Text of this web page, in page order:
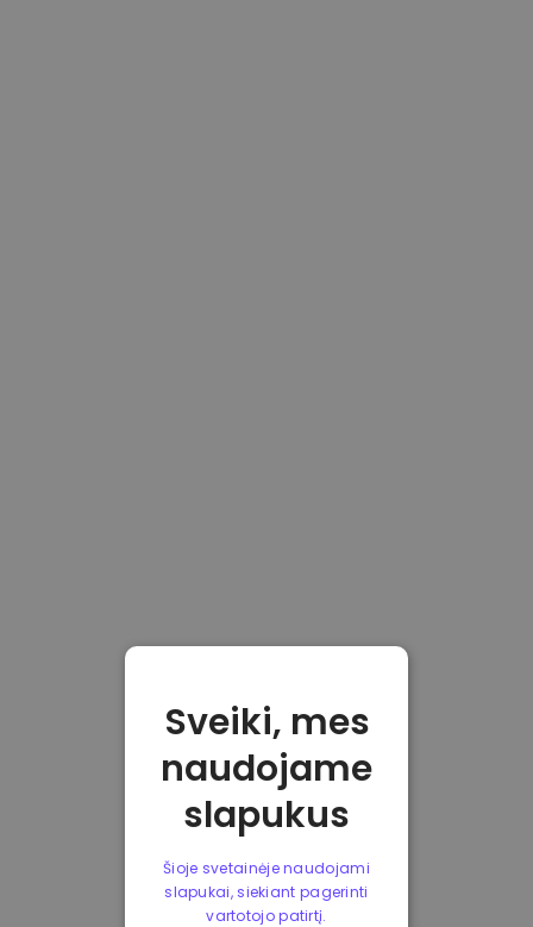
Sveiki, mes
naudojame
slapukus
Šioje svetainėje naudojami
slapukai, siekiant pagerinti
vartotojo patirtį.